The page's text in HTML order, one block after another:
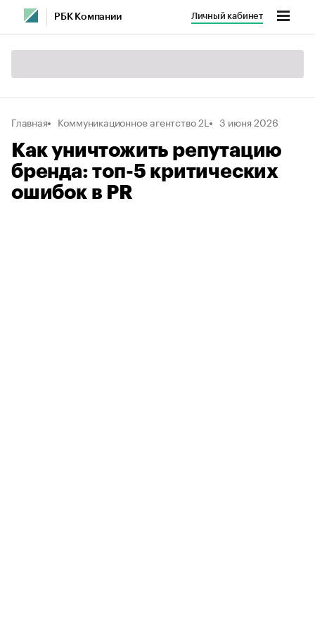
РБК Компании Личный кабинет
Главная Коммуникационное агентство 2L 3 июня 2026
Как уничтожить репутацию
бренда: топ-5 критических
ошибок в PR